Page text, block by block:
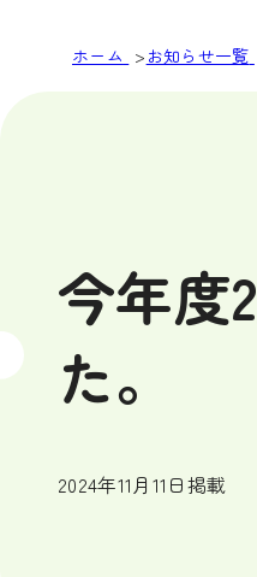
ホーム お知らせ一覧
今年度
た。
2024年11月11日掲載